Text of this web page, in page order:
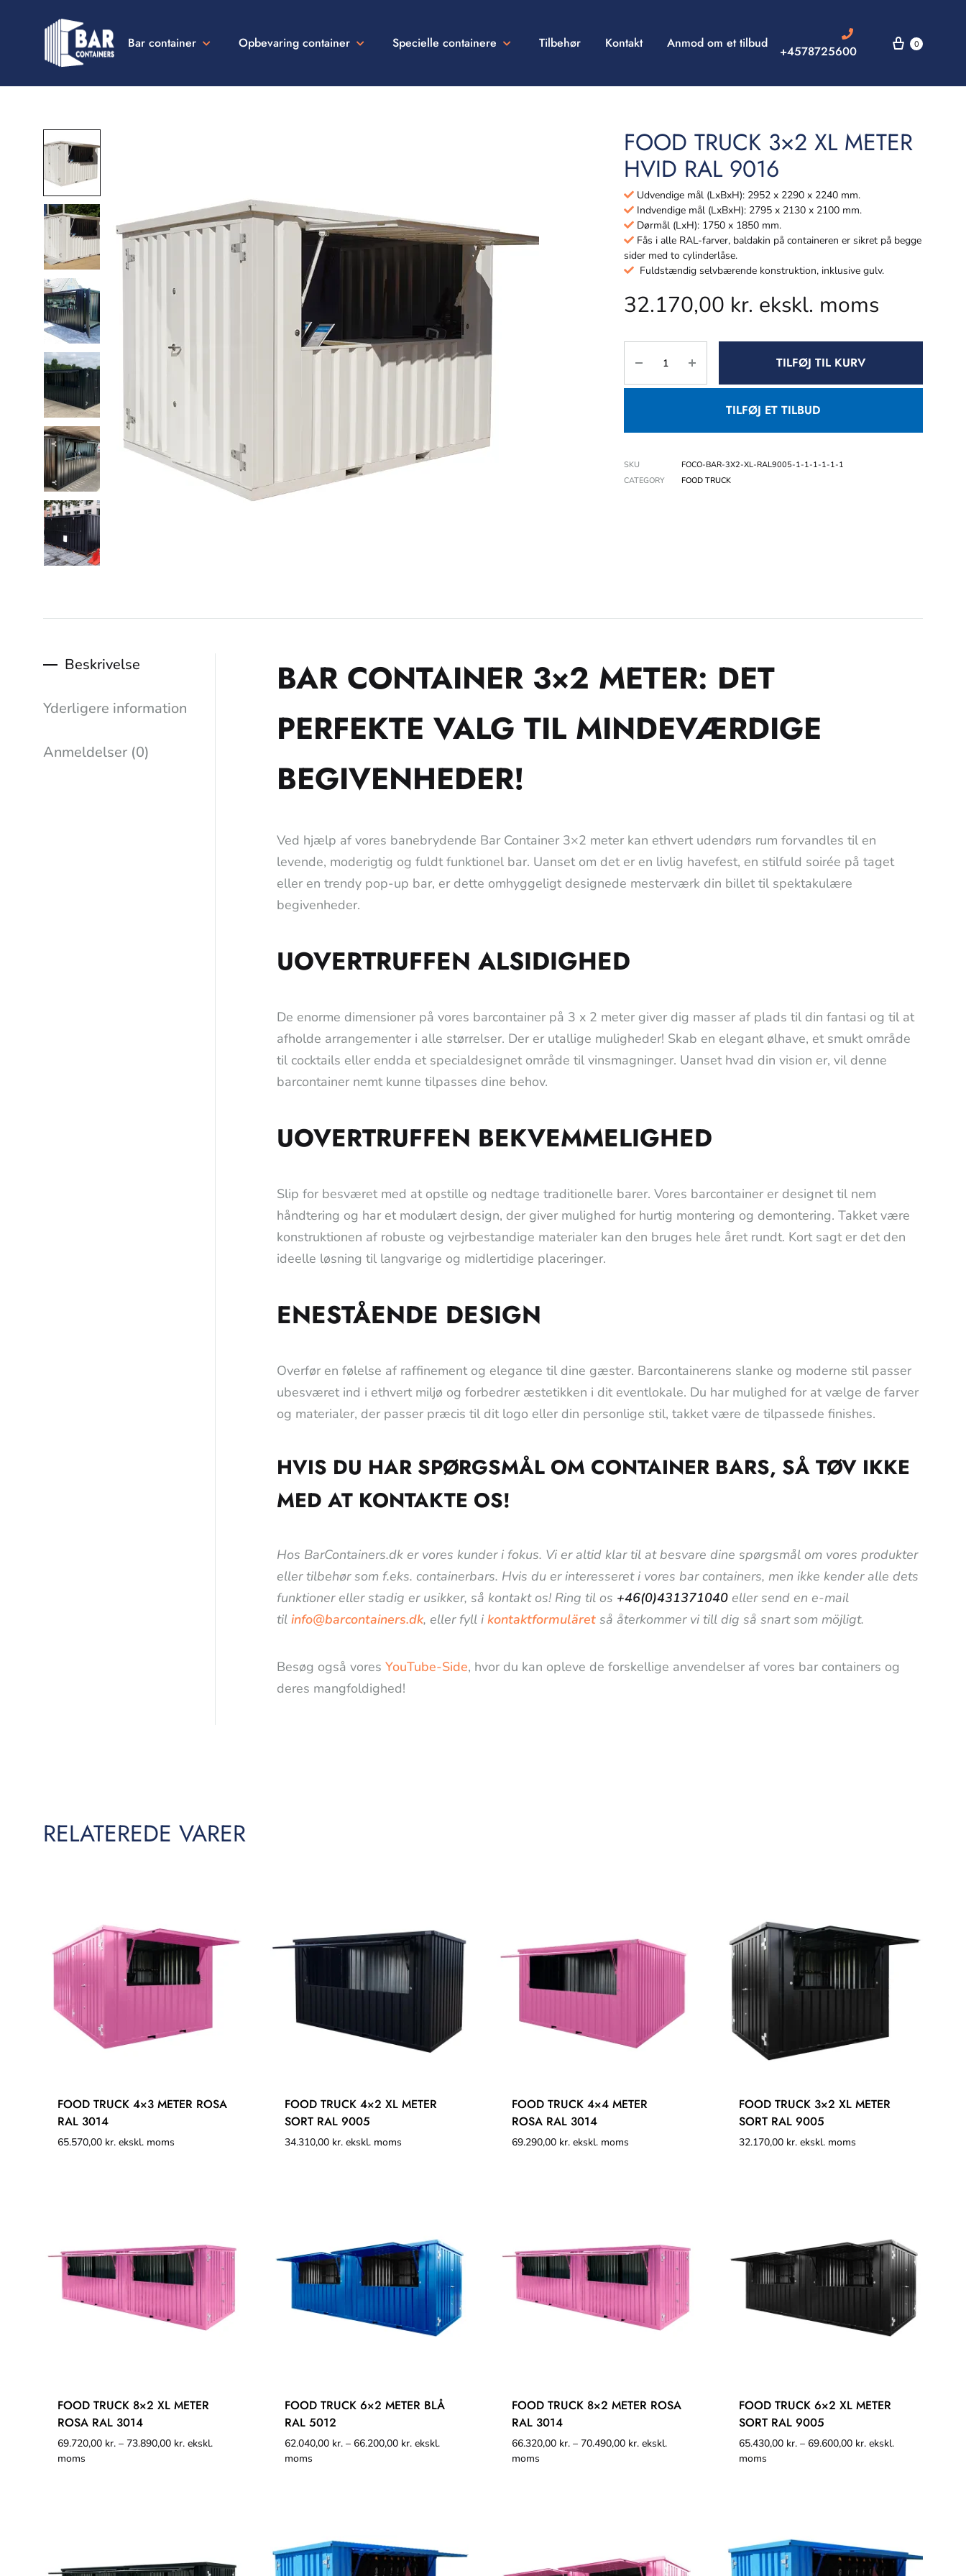
Bar container Opbevaring container Specielle containere Tilbehør Kontakt Anmod om et tilbud
+4578725600 0
FOOD TRUCK 3×2 XL METER
HVID RAL 9016
Udvendige mål (LxBxH): 2952 x 2290 x 2240 mm.
Indvendige mål (LxBxH): 2795 x 2130 x 2100 mm.
Dørmål (LxH): 1750 x 1850 mm.
Fås i alle RAL-farver, baldakin på containeren er sikret på begge
sider med to cylinderlåse.
Fuldstændig selvbærende konstruktion, inklusive gulv.
32.170,00 kr. ekskl. moms
TILFØJ TIL KURV
TILFØJ ET TILBUD
SKU
FOCO-BAR-3X2-XL-RAL9005-1-1-1-1-1-1
CATEGORY
FOOD TRUCK
Beskrivelse
Yderligere information
Anmeldelser (0)
BAR CONTAINER 3×2 METER: DET
PERFEKTE VALG TIL MINDEVÆRDIGE
BEGIVENHEDER!
Ved hjælp af vores banebrydende Bar Container 3×2 meter kan ethvert udendørs rum forvandles til en
levende, moderigtig og fuldt funktionel bar. Uanset om det er en livlig havefest, en stilfuld soirée på taget
eller en trendy pop-up bar, er dette omhyggeligt designede mesterværk din billet til spektakulære
begivenheder.
UOVERTRUFFEN ALSIDIGHED
De enorme dimensioner på vores barcontainer på 3 x 2 meter giver dig masser af plads til din fantasi og til at
afholde arrangementer i alle størrelser. Der er utallige muligheder! Skab en elegant ølhave, et smukt område
til cocktails eller endda et specialdesignet område til vinsmagninger. Uanset hvad din vision er, vil denne
barcontainer nemt kunne tilpasses dine behov.
UOVERTRUFFEN BEKVEMMELIGHED
Slip for besværet med at opstille og nedtage traditionelle barer. Vores barcontainer er designet til nem
håndtering og har et modulært design, der giver mulighed for hurtig montering og demontering. Takket være
konstruktionen af robuste og vejrbestandige materialer kan den bruges hele året rundt. Kort sagt er det den
ideelle løsning til langvarige og midlertidige placeringer.
ENESTÅENDE DESIGN
Overfør en følelse af raffinement og elegance til dine gæster. Barcontainerens slanke og moderne stil passer
ubesværet ind i ethvert miljø og forbedrer æstetikken i dit eventlokale. Du har mulighed for at vælge de farver
og materialer, der passer præcis til dit logo eller din personlige stil, takket være de tilpassede finishes.
HVIS DU HAR SPØRGSMÅL OM CONTAINER BARS, SÅ TØV IKKE
MED AT KONTAKTE OS!
Hos BarContainers.dk er vores kunder i fokus. Vi er altid klar til at besvare dine spørgsmål om vores produkter
eller tilbehør som f.eks. containerbars. Hvis du er interesseret i vores bar containers, men ikke kender alle dets
funktioner eller stadig er usikker, så kontakt os! Ring til os +46(0)431371040 eller send en e-mail
til info@barcontainers.dk, eller fyll i kontaktformuläret så återkommer vi till dig så snart som möjligt.
Besøg også vores YouTube-Side, hvor du kan opleve de forskellige anvendelser af vores bar containers og
deres mangfoldighed!
RELATEREDE VARER
FOOD TRUCK 4×3 METER ROSA
RAL 3014
65.570,00 kr. ekskl. moms
FOOD TRUCK 4×2 XL METER
SORT RAL 9005
34.310,00 kr. ekskl. moms
FOOD TRUCK 4×4 METER
ROSA RAL 3014
69.290,00 kr. ekskl. moms
FOOD TRUCK 3×2 XL METER
SORT RAL 9005
32.170,00 kr. ekskl. moms
FOOD TRUCK 8×2 XL METER
ROSA RAL 3014
69.720,00 kr. – 73.890,00 kr. ekskl.
moms
FOOD TRUCK 6×2 METER BLÅ
RAL 5012
62.040,00 kr. – 66.200,00 kr. ekskl.
moms
FOOD TRUCK 8×2 METER ROSA
RAL 3014
66.320,00 kr. – 70.490,00 kr. ekskl.
moms
FOOD TRUCK 6×2 XL METER
SORT RAL 9005
65.430,00 kr. – 69.600,00 kr. ekskl.
moms